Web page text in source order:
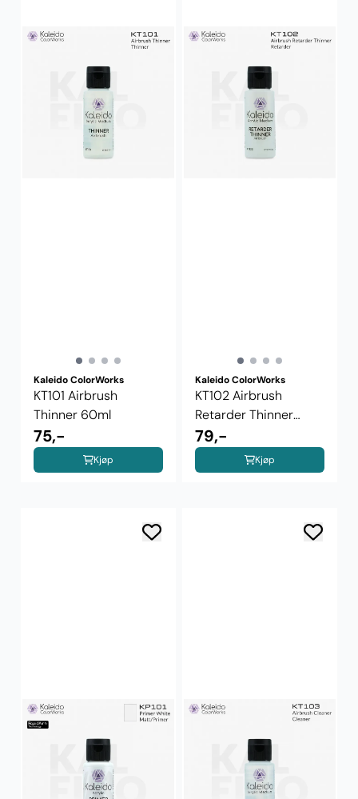
Kaleido ColorWorks
KT101 Airbrush
Thinner 60ml
75,-
Kjøp
Kaleido ColorWorks
KT102 Airbrush
Retarder Thinner
60ml
79,-
Kjøp